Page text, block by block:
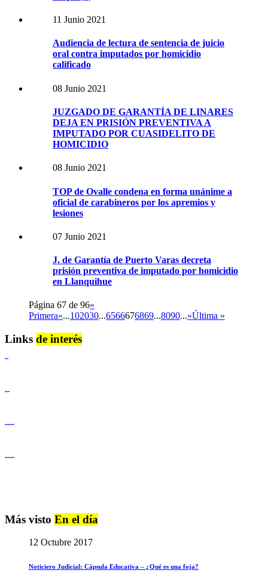
11 Junio 2021
Audiencia de lectura de sentencia de juicio
oral contra imputados por homicidio
calificado
08 Junio 2021
JUZGADO DE GARANTÍA DE LINARES
DEJA EN PRISIÓN PREVENTIVA A
IMPUTADO POR CUASIDELITO DE
HOMICIDIO
08 Junio 2021
TOP de Ovalle condena en forma unánime a
oficial de carabineros por los apremios y
lesiones
07 Junio 2021
J. de Garantía de Puerto Varas decreta
prisión preventiva de imputado por homicidio
en Llanquihue
Página 67 de 96«
Primera«...102030...6566676869...8090...»Última »
Links de interés
Más visto En el día
12 Octubre 2017
Noticiero Judicial: Cápsula Educativa – ¿Qué es una foja?